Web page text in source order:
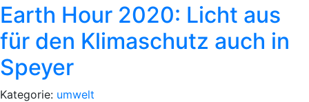
Earth Hour 2020: Licht aus
für den Klimaschutz auch in
Speyer
Kategorie: umwelt